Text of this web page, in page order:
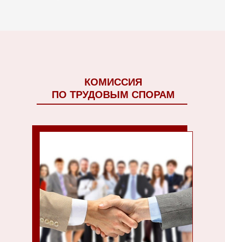
КОМИССИЯ
ПО ТРУДОВЫМ СПОРАМ